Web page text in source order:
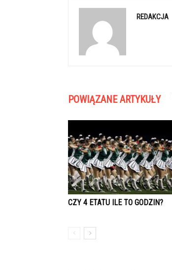
REDAKCJA
POWIĄZANE ARTYKUŁY
CZY 4 ETATU ILE TO GODZIN?